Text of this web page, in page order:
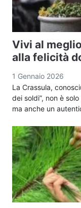
Vivi al
alla felicità
1 Gennaio 2026
La Crassula,
dei soldi”, non è
ma anche un